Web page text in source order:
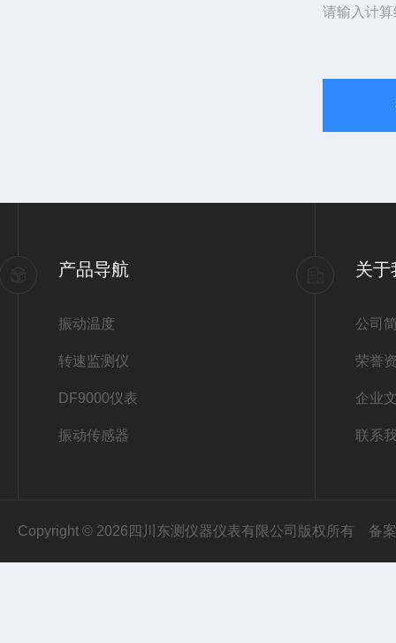
请输入计
产品导航
振动温度
转速监测仪
DF9000仪表
振动传感器
关于
公司
荣誉
企业
联系
Copyright © 2026四川东测仪器仪表有限公司版权所有 备